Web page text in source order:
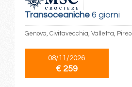
Transoceaniche6 giorni
Genova, Civitavecchia, Valletta, Pireo
08/11/2026
€ 259